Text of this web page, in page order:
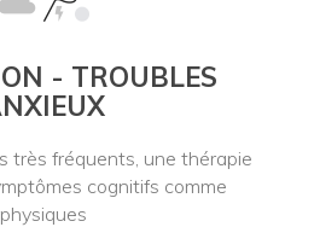
- TROUBLES
très fréquents, une thérapie
cognitifs comme
physiques